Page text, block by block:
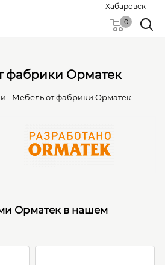
Хабаровск
0
фабрики Орматек
Мебель от фабрики Орматек
Орматек в нашем